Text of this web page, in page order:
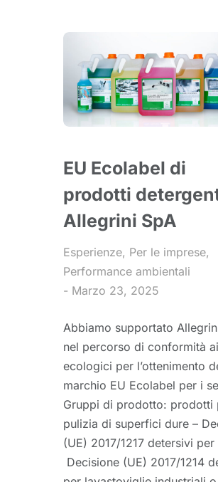
EU Ecolabel di
prodotti
Allegrini SpA
Esperienze, Per le imprese,
Performance ambientali
Marzo 23, 2025
Abbiamo supportato
nel percorso di conformità
ecologici per l’ottenimento
marchio EU Ecolabel per i
Gruppi di prodotto: prodotti
pulizia di superfici dure –
(UE) 2017/1217 detersivi
Decisione (UE) 2017/1214